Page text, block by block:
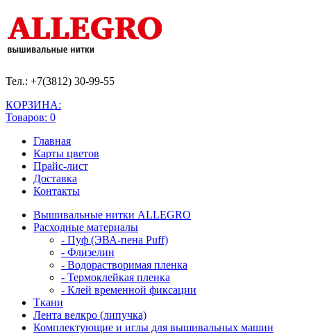
Тел.: +7(3812) 30-99-55
КОРЗИНА:
Товаров: 0
Главная
Карты цветов
Прайс-лист
Доставка
Контакты
Вышивальные нитки ALLEGRO
Расходные материалы
- Пуф (ЭВА-пена Puff)
- Флизелин
- Водорастворимая пленка
- Термоклейкая пленка
- Клей временной фиксации
Ткани
Лента велкро (липучка)
Комплектующие и иглы для вышивальных машин